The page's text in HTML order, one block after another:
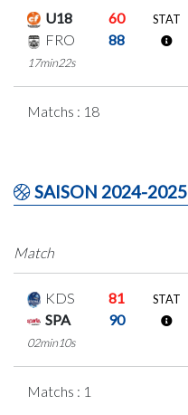
U18
60
FRO
88
17min22s
STAT
Matchs : 18
SAISON 2024-2025
Match
KDS
81
SPA
90
02min10s
STAT
Matchs : 1